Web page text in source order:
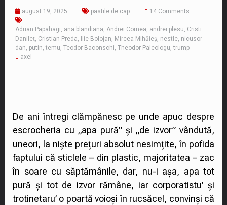
august 19, 2025 pastile de cap 14 Comments
Adrian Papahagi ana blandiana Andrei Cornea andrei plesu Cristi
Danileț Cristian Preda Ilie Bolojan Mircea Mihăieș nestle nicusor
dan putin ,temu Teodor Baconschi Theodor Paleologu ,trump
axel
De ani întregi clămpănesc pe unde apuc despre
escrocheria cu „apa pură” și „de izvor” vândută,
uneori, la niște prețuri absolut nesimțite, în pofida
faptului că sticlele – din plastic, majoritatea – zac
în soare cu săptămânile, dar, nu-i așa, apa tot
pură și tot de izvor rămâne, iar corporatistu’ și
trotinetaru’ o poartă voioși în rucsăcel, convinși că